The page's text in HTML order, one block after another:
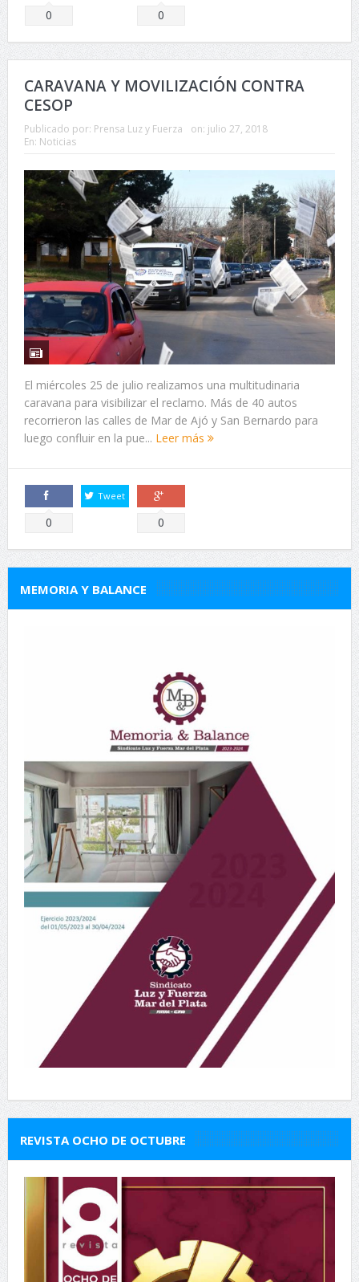
Comparte
0
Comparte
0
CARAVANA Y MOVILIZACIÓN CONTRA
CESOP
Publicado por: Prensa Luz y Fuerza on: julio 27, 2018
En: Noticias
El miércoles 25 de julio realizamos una multitudinaria
caravana para visibilizar el reclamo. Más de 40 autos
recorrieron las calles de Mar de Ajó y San Bernardo para
luego confluir en la pue... Leer más
Comparte
0
Tweet
Comparte
0
MEMORIA Y BALANCE
REVISTA OCHO DE OCTUBRE